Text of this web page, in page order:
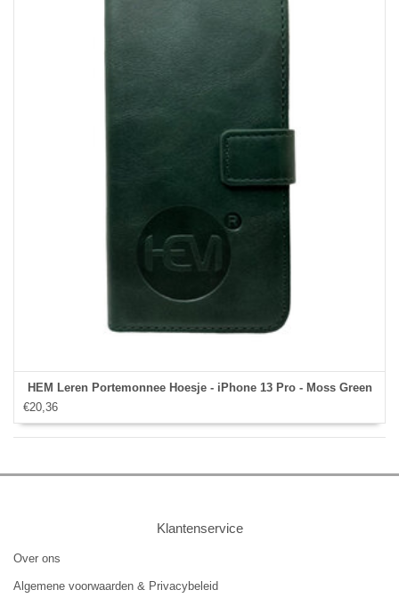
HEM Leren Portemonnee Hoesje - iPhone 13 Pro - Moss Green
€20,36
Klantenservice
Over ons
Algemene voorwaarden & Privacybeleid